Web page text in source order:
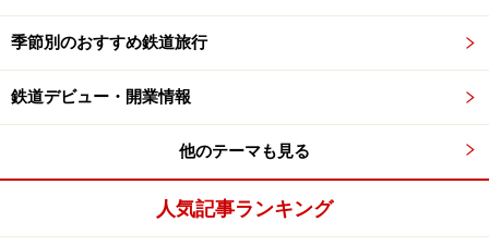
季節別のおすすめ鉄道旅行
鉄道デビュー・開業情報
他のテーマも見る
人気記事ランキング